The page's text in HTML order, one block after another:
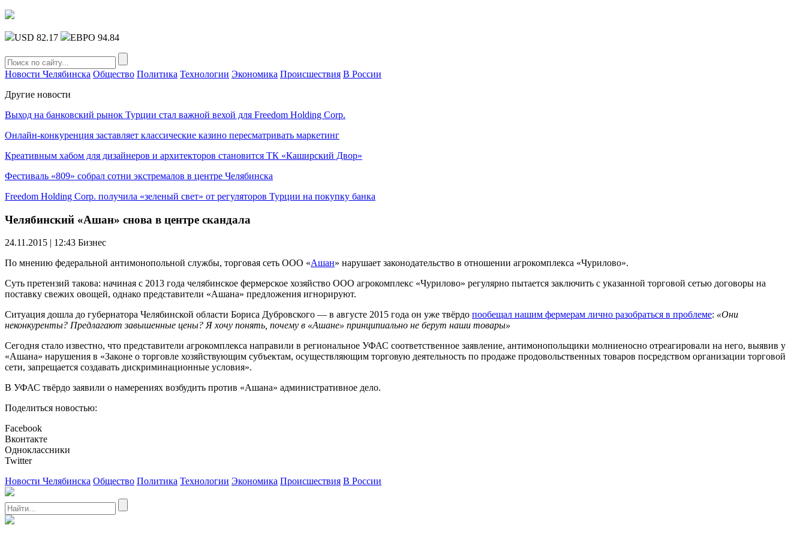
USD 82.17 ЕВРО 94.84
Новости Челябинска Общество Политика Технологии Экономика Происшествия В России
Другие новости
Выход на банковский рынок Турции стал важной вехой для Freedom Holding Corp.
Онлайн-конкуренция заставляет классические казино пересматривать маркетинг
Креативным хабом для дизайнеров и архитекторов становится ТК «Каширский Двор»
Фестиваль «809» собрал сотни экстремалов в центре Челябинска
Freedom Holding Corp. получила «зеленый свет» от регуляторов Турции на покупку банка
Челябинский «Ашан» снова в центре скандала
24.11.2015 | 12:43 Бизнес
По мнению федеральной антимонопольной службы, торговая сеть ООО «Ашан» нарушает законодательство в отношении агрокомплекса «Чурилово».
Суть претензий такова: начиная с 2013 года челябинское фермерское хозяйство ООО агрокомплекс «Чурилово» регулярно пытается заключить с указанной торговой сетью договоры на
поставку свежих овощей, однако представители «Ашана» предложения игнорируют.
Ситуация дошла до губернатора Челябинской области Бориса Дубровского — в августе 2015 года он уже твёрдо пообещал нашим фермерам лично разобраться в проблеме: «Они
неконкуренты? Предлагают завышенные цены? Я хочу понять, почему в «Ашане» принципиально не берут наши товары»
Сегодня стало известно, что представители агрокомплекса направили в региональное УФАС соответственное заявление, антимонопольщики молниеносно отреагировали на него, выявив у
«Ашана» нарушения в «Законе о торговле хозяйствующим субъектам, осуществляющим торговую деятельность по продаже продовольственных товаров посредством организации торговой
сети, запрещается создавать дискриминационные условия».
В УФАС твёрдо заявили о намерениях возбудить против «Ашана» административное дело.
Поделиться новостью:
Facebook
Вконтакте
Одноклассники
Twitter
Новости Челябинска Общество Политика Технологии Экономика Происшествия В России